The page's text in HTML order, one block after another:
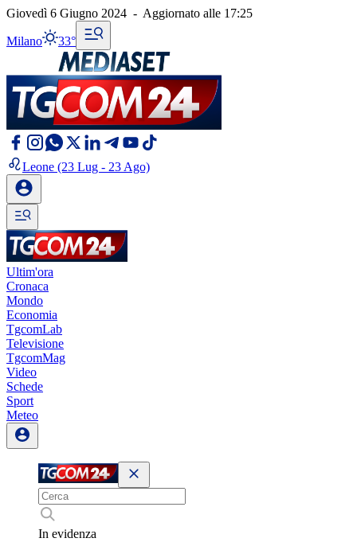
Giovedì 6 Giugno 2024 - Aggiornato alle 17:25
Milano 33°
Leone (23 Lug - 23 Ago)
Ultim'ora
Cronaca
Mondo
Economia
TgcomLab
Televisione
TgcomMag
Video
Schede
Sport
Meteo
In evidenza